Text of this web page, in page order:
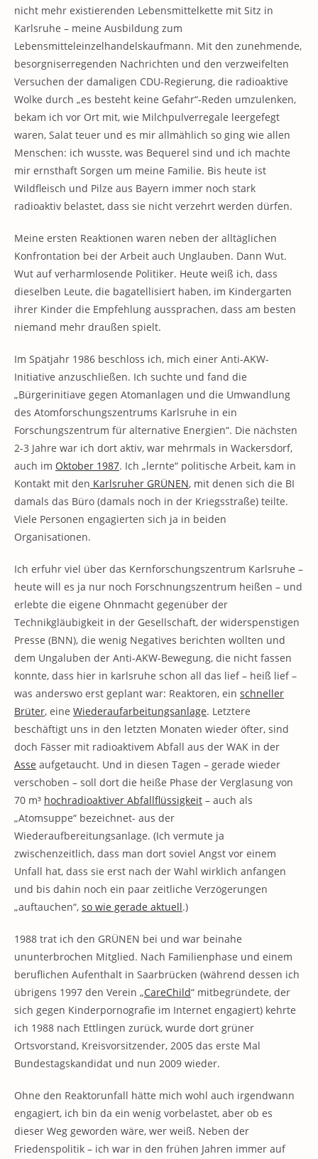
nicht mehr existierenden Lebensmittelkette mit Sitz in
Karlsruhe – meine Ausbildung zum
Lebensmitteleinzelhandelskaufmann. Mit den zunehmende,
besorgniserregenden Nachrichten und den verzweifelten
Versuchen der damaligen CDU-Regierung, die radioaktive
Wolke durch „es besteht keine Gefahr“-Reden umzulenken,
bekam ich vor Ort mit, wie Milchpulverregale leergefegt
waren, Salat teuer und es mir allmählich so ging wie allen
Menschen: ich wusste, was Bequerel sind und ich machte
mir ernsthaft Sorgen um meine Familie. Bis heute ist
Wildfleisch und Pilze aus Bayern immer noch stark
radioaktiv belastet, dass sie nicht verzehrt werden dürfen.
Meine ersten Reaktionen waren neben der alltäglichen
Konfrontation bei der Arbeit auch Unglauben. Dann Wut.
Wut auf verharmlosende Politiker. Heute weiß ich, dass
dieselben Leute, die bagatellisiert haben, im Kindergarten
ihrer Kinder die Empfehlung aussprachen, dass am besten
niemand mehr draußen spielt.
Im Spätjahr 1986 beschloss ich, mich einer Anti-AKW-
Initiative anzuschließen. Ich suchte und fand die
„Bürgerinitiave gegen Atomanlagen und die Umwandlung
des Atomforschungszentrums Karlsruhe in ein
Forschungszentrum für alternative Energien“. Die nächsten
2-3 Jahre war ich dort aktiv, war mehrmals in Wackersdorf,
auch im Oktober 1987. Ich „lernte“ politische Arbeit, kam in
Kontakt mit den Karlsruher GRÜNEN, mit denen sich die BI
damals das Büro (damals noch in der Kriegsstraße) teilte.
Viele Personen engagierten sich ja in beiden
Organisationen.
Ich erfuhr viel über das Kernforschungszentrum Karlsruhe –
heute will es ja nur noch Forschnungszentrum heißen – und
erlebte die eigene Ohnmacht gegenüber der
Technikgläubigkeit in der Gesellschaft, der widerspenstigen
Presse (BNN), die wenig Negatives berichten wollten und
dem Ungaluben der Anti-AKW-Bewegung, die nicht fassen
konnte, dass hier in karlsruhe schon all das lief – heiß lief –
was anderswo erst geplant war: Reaktoren, ein schneller
Brüter, eine Wiederaufarbeitungsanlage. Letztere
beschäftigt uns in den letzten Monaten wieder öfter, sind
doch Fässer mit radioaktivem Abfall aus der WAK in der
Asse aufgetaucht. Und in diesen Tagen – gerade wieder
verschoben – soll dort die heiße Phase der Verglasung von
70 m³ hochradioaktiver Abfallflüssigkeit – auch als
„Atomsuppe“ bezeichnet- aus der
Wiederaufbereitungsanlage. (Ich vermute ja
zwischenzeitlich, dass man dort soviel Angst vor einem
Unfall hat, dass sie erst nach der Wahl wirklich anfangen
und bis dahin noch ein paar zeitliche Verzögerungen
„auftauchen“, so wie gerade aktuell.)
1988 trat ich den GRÜNEN bei und war beinahe
ununterbrochen Mitglied. Nach Familienphase und einem
beruflichen Aufenthalt in Saarbrücken (während dessen ich
übrigens 1997 den Verein „CareChild“ mitbegründete, der
sich gegen Kinderpornografie im Internet engagiert) kehrte
ich 1988 nach Ettlingen zurück, wurde dort grüner
Ortsvorstand, Kreisvorsitzender, 2005 das erste Mal
Bundestagskandidat und nun 2009 wieder.
Ohne den Reaktorunfall hätte mich wohl auch irgendwann
engagiert, ich bin da ein wenig vorbelastet, aber ob es
dieser Weg geworden wäre, wer weiß. Neben der
Friedenspolitik – ich war in den frühen Jahren immer auf